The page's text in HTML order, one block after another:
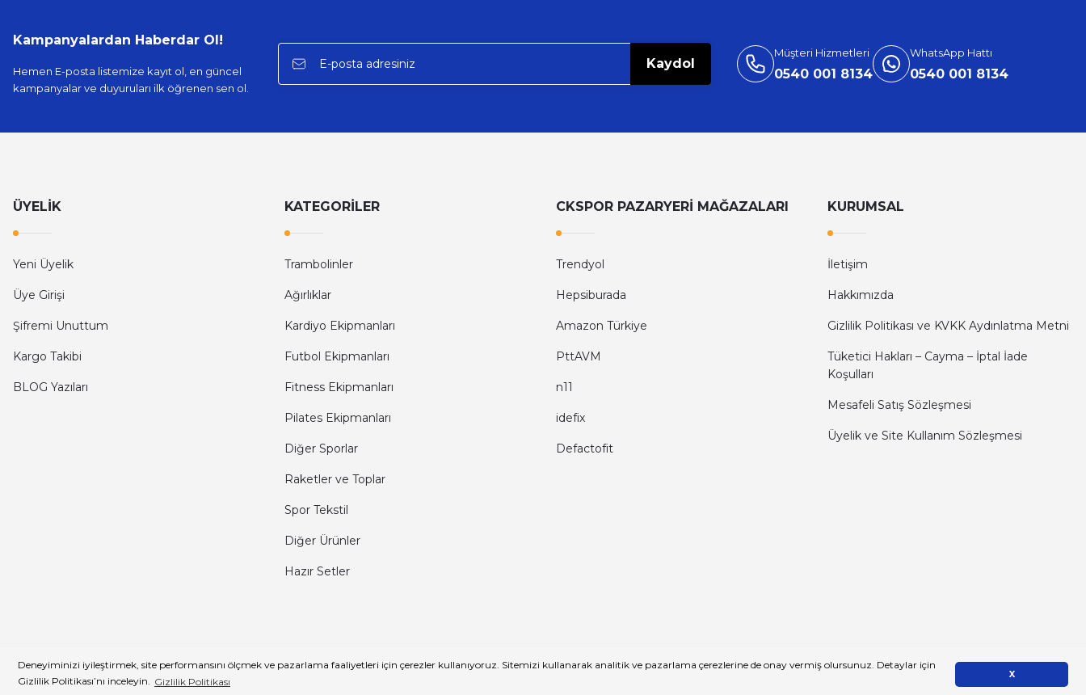
Deneyiminizi iyileştirmek, site performansını ölçmek ve pazarlama faaliyetleri için çerezler kullanıyoruz. Sitemizi kullanarak analitik ve pazarlama çerezlerine de onay vermiş olursunuz. Detaylar için
Gizlilik Politikası’nı inceleyin. Gizlilik Politikası
X
Müşteri Hizmetleri
Kampanyalardan Haberdar Ol!
Hemen E-posta listemize kayıt ol, en güncel
kampanyalar ve duyuruları ilk öğrenen sen ol.
Kaydol
Müşteri Hizmetleri
0540 001 8134
WhatsApp Hattı
0540 001 8134
ÜYELİK
Yeni Üyelik
Üye Girişi
Şifremi Unuttum
Kargo Takibi
BLOG Yazıları
KATEGORİLER
Trambolinler
Ağırlıklar
Kardiyo Ekipmanları
Futbol Ekipmanları
Fitness Ekipmanları
Pilates Ekipmanları
Diğer Sporlar
Raketler ve Toplar
Spor Tekstil
Diğer Ürünler
Hazır Setler
CKSPOR PAZARYERİ MAĞAZALARI
Trendyol
Hepsiburada
Amazon Türkiye
PttAVM
n11
idefix
Defactofit
KURUMSAL
İletişim
Hakkımızda
Gizlilik Politikası ve KVKK Aydınlatma Metni
Tüketici Hakları – Cayma – İptal İade
Koşulları
Mesafeli Satış Sözleşmesi
Üyelik ve Site Kullanım Sözleşmesi
© CKSPOR - Tüm Hakları Saklıdır.